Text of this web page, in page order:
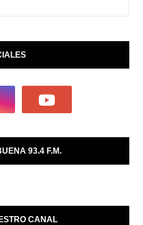
93.4 F.M.
CANAL